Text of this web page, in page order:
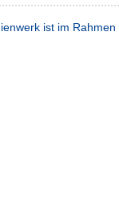
ist im